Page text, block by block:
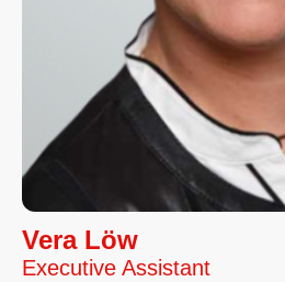
Vera Löw
Executive Assistant